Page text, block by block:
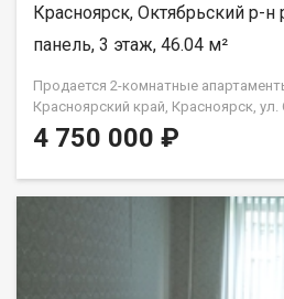
Красноярск, Октябрьский р-н
панель, 3 этаж, 46.04 м²
Продается 2-комнатные
Красноярский край, Красноярск,
квартиры — 46,04 кв.м.,
универсальный вид недвижимости: -
бизнеса. В экологически чистом
4 750 000 ₽